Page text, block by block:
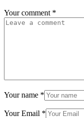
Your comment *
Your name *
Your Email *